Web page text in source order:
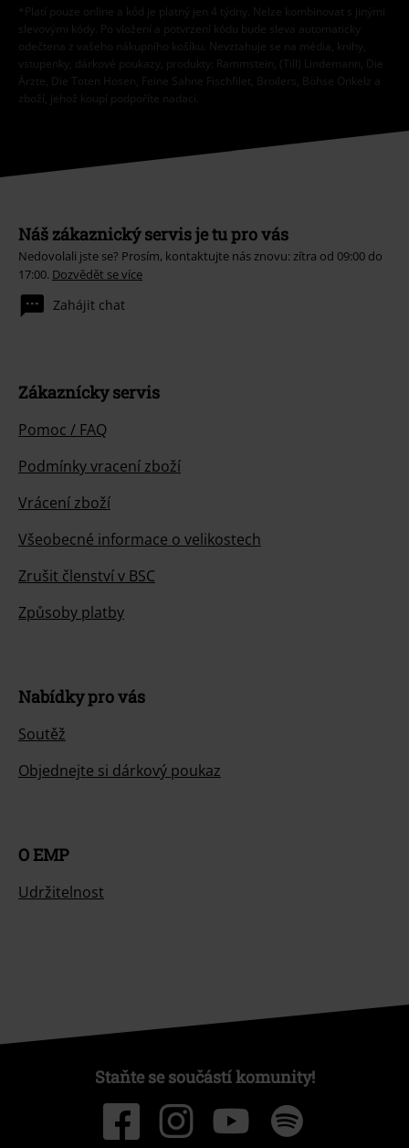
*Platí pouze online a kód je platný jen 4 týdny. Nelze kombinovat s jinými
slevovými kódy. Po vložení a potvrzení kódu bude sleva automaticky
odečtena z vašeho nákupního košíku. Nevztahuje se na média, knihy,
vstupenky, dárkové poukazy, produkty: Rammstein, (Till) Lindemann, Die
Ärzte, Die Toten Hosen, Feine Sahne Fischfilet, Broilers, Böhse Onkelz a
zboží, jehož koupí podpoříte nadaci.
Náš zákaznický servis je tu pro vás
Nedovolali jste se? Prosím, kontaktujte nás znovu: zítra od 09:00 do
17:00. Dozvědět se více
Zahájit chat
Zákaznícky servis
Pomoc / FAQ
Podmínky vracení zboží
Vrácení zboží
Všeobecné informace o velikostech
Zrušit členství v BSC
Způsoby platby
Nabídky pro vás
Soutěž
Objednejte si dárkový poukaz
O EMP
Udržitelnost
Staňte se součástí komunity!